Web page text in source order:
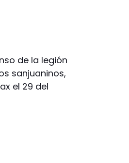
de la legión
sanjuaninos,
el 29 del